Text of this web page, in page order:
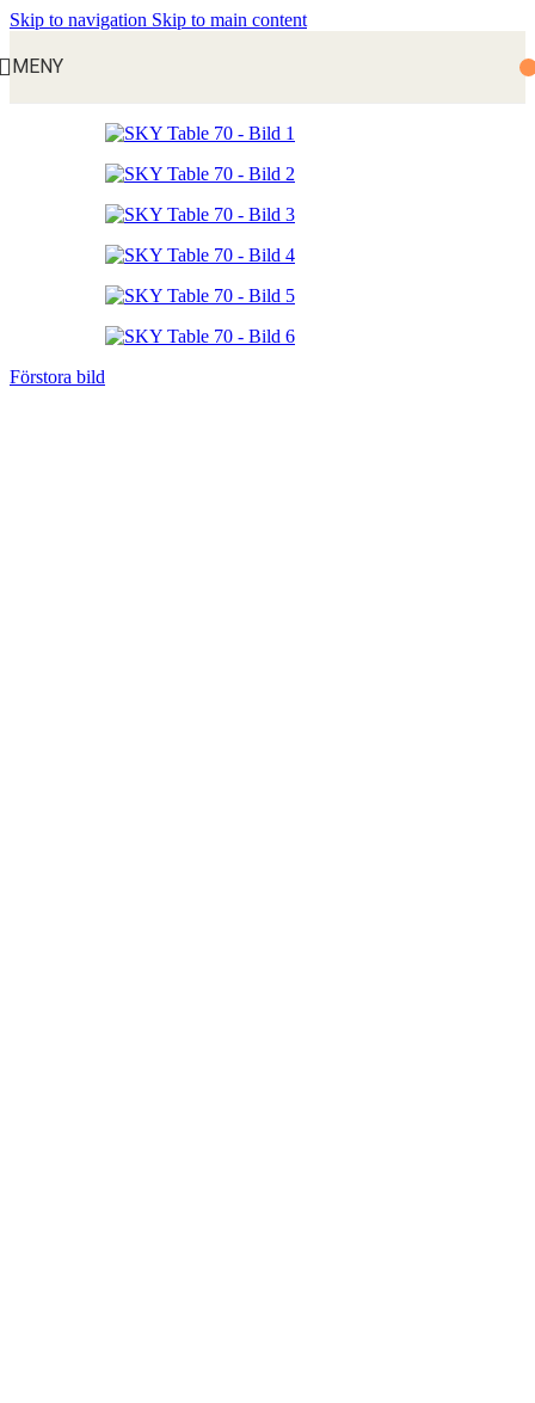
Skip to navigation Skip to main content
MENY
Förstora bild